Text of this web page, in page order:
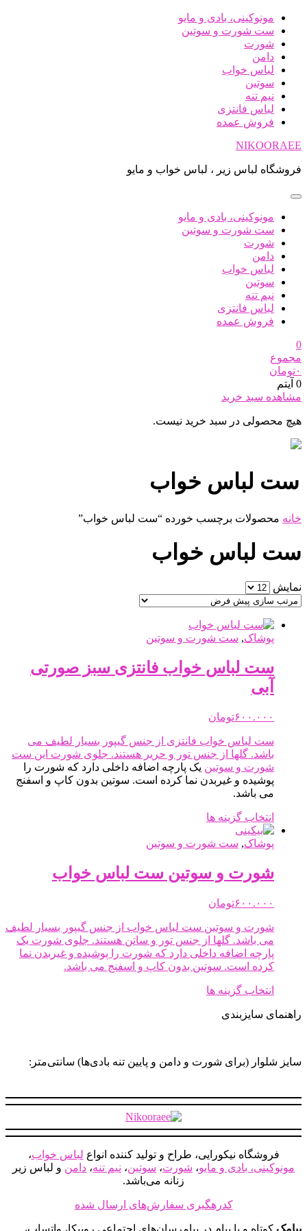
پرش
محتوا
مونوکینی، بادی و مایو
ست شورت و سوتین
شورت
دامن
لباس خواب
سوتین
نیم تنه
لباس فانتزی
فروش عمده
NIKOORAEE
فروشگاه لباس زیر ، لباس خواب و مایو
مونوکینی، بادی و مایو
ست شورت و سوتین
شورت
دامن
لباس خواب
سوتین
نیم تنه
لباس فانتزی
فروش عمده
0
مجموع
۰تومان
0 آیتم
مشاهده سبد خرید
هیچ محصولی در سبد خرید نیست.
ست لباس خواب
خانه محصولات برچسب خورده “ست لباس خواب”
ست لباس خواب
نمایش
پوشاک, ست شورت و سوتین
ست لباس خواب فانتزی سبز صورتی
آبی
۶۰۰.۰۰۰تومان
ست لباس خواب فانتزی از جنس گیپور بسیار لطیف می
باشد. گلها از جنس تور و حریر هستند. جلوی شورت این ست
شورت و سوتین یک پارچه اضافه داخلی دارد که شورت را
پوشیده و غیربدن نما کرده است. سوتین بدون کاپ و اسفنج
می باشد.
انتخاب گزینه ها
دارای
مختلفی
می
ممکن
است
در
صفحه
انتخاب
پوشاک, ست شورت و سوتین
شورت و سوتین ست لباس خواب
۶۰۰.۰۰۰تومان
شورت و سوتین ست لباس خواب از جنس گیپور بسیار لطیف
می باشد. گلها از جنس تور و ساتن هستند. جلوی شورت یک
پارچه اضافه داخلی دارد که شورت را پوشیده و غیربدن نما
کرده است. سوتین بدون کاپ و اسفنج می باشد.
انتخاب گزینه ها
باشد.
ممکن
در
محصول
انتخاب
راهنمای سایزبندی
سایز شلوار (برای شورت و دامن و پایین تنه بادی‌ها) سانتی‌متر:
فروشگاه نیکورایی، طراح و تولید کننده انواع لباس خواب،
مونوکینی، بادی و مایو، شورت، سوتین، نیم تنه، دامن و لباس زیر
زنانه می‌باشد.
کدرهگیری سفارش‌های ارسال شده
پیامک کوتاه و یا پیام در پیامرسان‌های اجتماعی روبیکا، واتساپ،